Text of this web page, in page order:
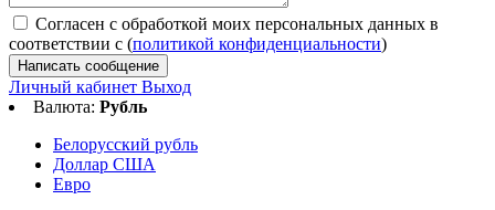
Согласен с обработкой моих персональных данных в
соответствии с (политикой конфиденциальности)
Написать сообщение
Личный кабинет Выход
Валюта: Рубль
Белорусский рубль
Доллар США
Евро